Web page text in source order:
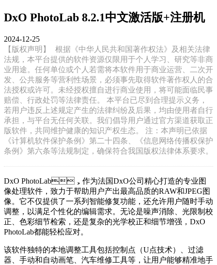
DxO PhotoLab 8.2.1中文激活版+注册机
2024-12-25
【版权声明】
根据《中华人民共和国著作权法》及相关法律
法规，本平台提供的软件资源仅限用于个人学习、研究等非商
业用途。任何单位或个人若需将本软件用于商业运营、二次开
发、公共服务等营利性场景，必须事先取得软件著作权人的合
法授权或许可。未经授权擅自进行商业使用，将可能面临民事
赔偿、行政处罚等法律责任。 本平台已尽到合理提示义务，
若用户违反上述规定产生的法律纠纷及后果，均由使用者自行
承担，与平台无任何关联。我们倡导用户通过官方渠道获取正
版软件，共同维护健康的知识产权生态。 注：本声明已依据
《计算机软件保护条例》第二十四条、《信息网络传播权保护
条例》第六条等法规制定，确保符合我国版权法律体系要求。
DxO PhotoLab，作为法国DxO公司精心打造的专业图
像处理软件，致力于帮助用户产出最高品质的RAW和JPEG图
像。它不仅提供了一系列智能修复功能，还允许用户随时手动
调整，以满足个性化的编辑需求。无论是噪声消除、光限制校
正、色彩细节检索，还是复杂的光学校正和细节增强，DxO
PhotoLab都能轻松应对。
该软件独特的本地调整工具包括控制点（U点技术）、过滤
器、手动和自动画笔、汽车维修工具等，让用户能够精准地手